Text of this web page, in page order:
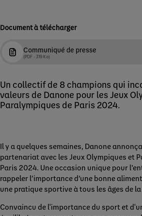
Document à télécharger
Communiqué de presse
(PDF - 319 Ko)
Un collectif de 8 champions qui
valeurs de Danone pour les Jeux
Paralympiques de Paris 2024.
Il y a quelques semaines, Danone
partenariat avec les Jeux Olympiques et
Paris 2024. Une occasion unique pour
rappeler l’importance d’une bonne
une pratique sportive à tous les âges de la
Convaincu de l'importance du sport et